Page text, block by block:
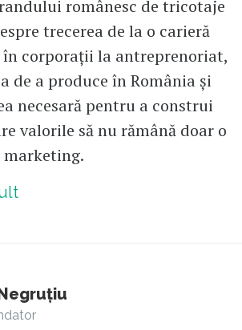
românesc de tricotaje
trecerea de la o carieră
corporații la antreprenoriat,
de a produce în România și
necesară pentru a construi
valorile să nu rămână doar o